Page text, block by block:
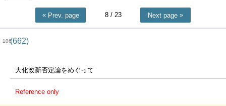
Prev. page 8/ 23 Next page
106(662)
大化改新否定論をめぐって
Reference only